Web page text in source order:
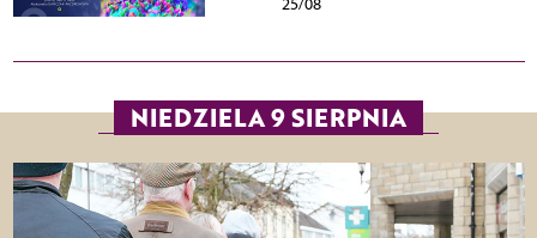
25/08
NIEDZIELA 9 SIERPNIA